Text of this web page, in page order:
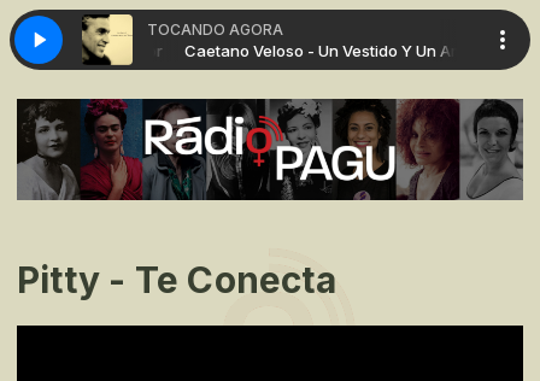
TOCANDO AGORA
Vestido Y Un Amor Caetano Veloso - Un Vestido Y Un Amor
Pitty - Te Conecta